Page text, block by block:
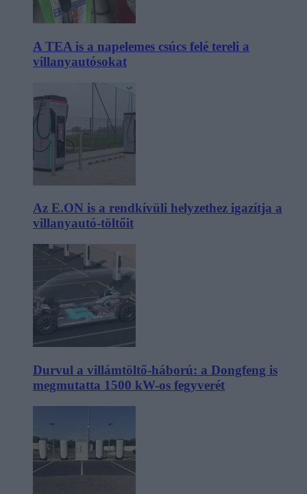
A TEA is a napelemes csúcs felé tereli a
villanyautósokat
Az E.ON is a rendkívüli helyzethez igazítja a
villanyautó-töltőit
Durvul a villámtöltő-háború: a Dongfeng is
megmutatta 1500 kW-os fegyverét